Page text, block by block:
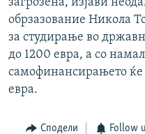
загрозена, изјави
обрзазование Никола
за студирање во
до 1200 евра, а со
самофинансирањето ќе
евра.
Сподели Follow